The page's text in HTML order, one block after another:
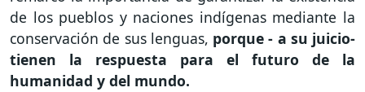
de los pueblos y naciones indígenas mediante la
conservación de sus lenguas, porque - a su juicio-
tienen la respuesta para el futuro de la
humanidad y del mundo.